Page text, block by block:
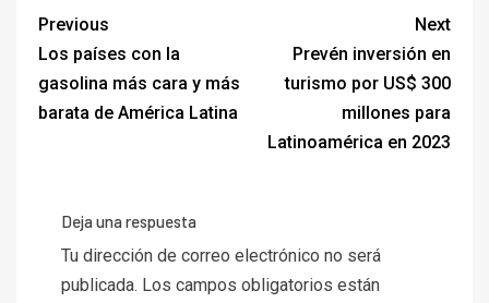
Previous
Los países con la
gasolina más cara y más
barata de América Latina
Next
Prevén inversión en
turismo por US$ 300
millones para
Latinoamérica en 2023
Deja una respuesta
Tu dirección de correo electrónico no será
publicada. Los campos obligatorios están